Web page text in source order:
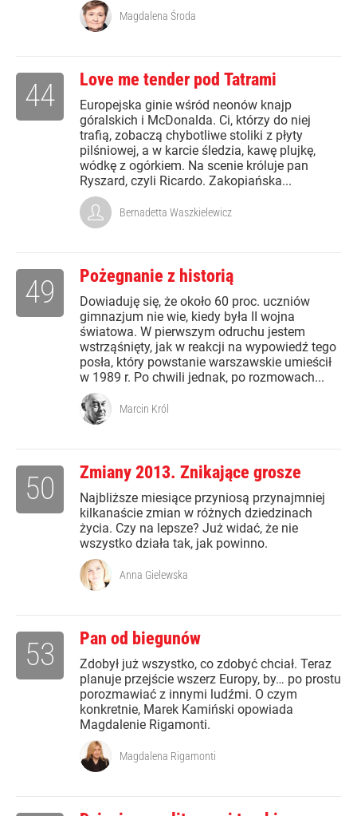
Magdalena Środa
Love me tender pod Tatrami
Europejska ginie wśród neonów knajp
góralskich i McDonalda. Ci, którzy do niej
trafią, zobaczą chybotliwe stoliki z płyty
pilśniowej, a w karcie śledzia, kawę plujkę,
wódkę z ogórkiem. Na scenie króluje pan
Ryszard, czyli Ricardo. Zakopiańska...
44
Bernadetta Waszkielewicz
Pożegnanie z historią
Dowiaduję się, że około 60 proc. uczniów
gimnazjum nie wie, kiedy była II wojna
światowa. W pierwszym odruchu jestem
wstrząśnięty, jak w reakcji na wypowiedź tego
posła, który powstanie warszawskie umieścił
w 1989 r. Po chwili jednak, po rozmowach...
49
Marcin Król
Zmiany 2013. Znikające grosze
Najbliższe miesiące przyniosą przynajmniej
kilkanaście zmian w różnych dziedzinach
życia. Czy na lepsze? Już widać, że nie
wszystko działa tak, jak powinno.
50
Anna Gielewska
Pan od biegunów
Zdobył już wszystko, co zdobyć chciał. Teraz
planuje przejście wszerz Europy, by… po prostu
porozmawiać z innymi ludźmi. O czym
konkretnie, Marek Kamiński opowiada
Magdalenie Rigamonti.
53
Magdalena Rigamonti